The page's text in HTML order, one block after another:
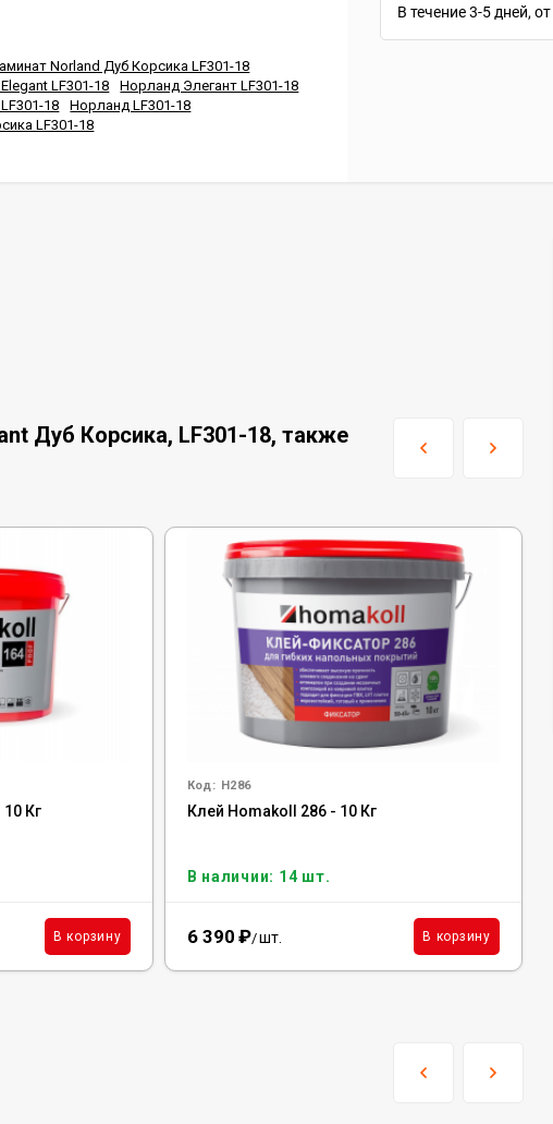
Norland Дуб Корсика LF301-18
LF301-18
Норланд Элегант LF301-18
18
Норланд LF301-18
LF301-18
В течение 3-5 дней
Дуб Корсика, LF301-18, также
Кг
В корзину
Код: H286
Клей Homakoll 286 - 10 Кг
В наличии: 14 шт.
6 390 ₽/шт. В корзину